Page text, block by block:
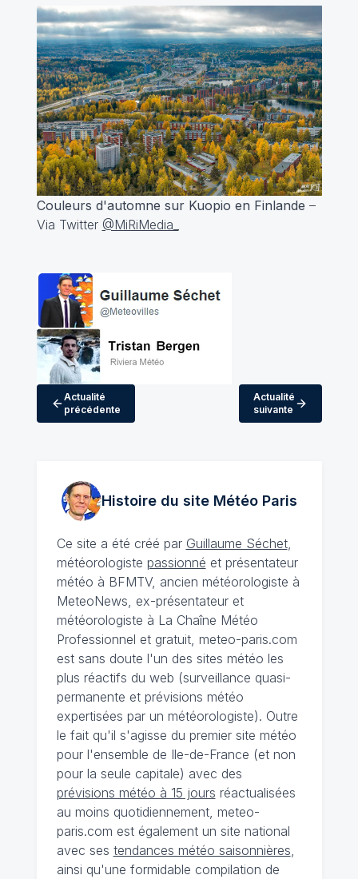
Couleurs d'automne sur Kuopio en Finlande –
Via Twitter @MiRiMedia_
Actualité
précédente
Actualité
suivante
Histoire du site MétéoParis
Ce site a été créé par Guillaume Séchet,
météorologiste passionné et présentateur
météo à BFMTV, ancien météorologiste à
MeteoNews, ex-présentateur et
météorologiste à La Chaîne Météo
Professionnel et gratuit, meteo-paris.com
est sans doute l'un des sites météo les
plus réactifs du web (surveillance quasi-
permanente et prévisions météo
expertisées par un météorologiste). Outre
le fait qu'il s'agisse du premier site météo
pour l'ensemble de Ile-de-France (et non
pour la seule capitale) avec des
prévisions météo à 15 jours réactualisées
au moins quotidiennement, meteo-
paris.com est également un site national
avec ses tendances météo saisonnières
ainsi qu'une formidable compilation de